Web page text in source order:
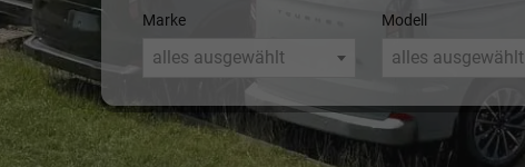
Marke
alles ausgewählt
Modell
alles ausgewählt